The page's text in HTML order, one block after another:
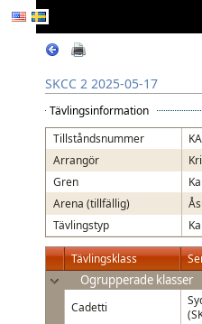
SKCC 2 2025-05-17
Tävlingsinformation
Tillståndsnummer
Arrangör
Gren
Arena (tillfällig)
Tävlingstyp
Tävlingsklass
Ogrupperade klasser
Cadetti